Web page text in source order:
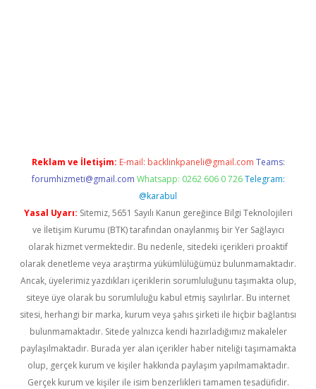
Reklam ve İletişim: E-mail: backlinkpaneli@gmail.com Teams:
forumhizmeti@gmail.com Whatsapp: 0262 606 0 726 Telegram:
@karabul
Yasal Uyarı: Sitemiz, 5651 Sayılı Kanun gereğince Bilgi Teknolojileri
ve İletişim Kurumu (BTK) tarafından onaylanmış bir Yer Sağlayıcı
olarak hizmet vermektedir. Bu nedenle, sitedeki içerikleri proaktif
olarak denetleme veya araştırma yükümlülüğümüz bulunmamaktadır.
Ancak, üyelerimiz yazdıkları içeriklerin sorumluluğunu taşımakta olup,
siteye üye olarak bu sorumluluğu kabul etmiş sayılırlar. Bu internet
sitesi, herhangi bir marka, kurum veya şahıs şirketi ile hiçbir bağlantısı
bulunmamaktadır. Sitede yalnızca kendi hazırladığımız makaleler
paylaşılmaktadır. Burada yer alan içerikler haber niteliği taşımamakta
olup, gerçek kurum ve kişiler hakkında paylaşım yapılmamaktadır.
Gerçek kurum ve kişiler ile isim benzerlikleri tamamen tesadüfidir.